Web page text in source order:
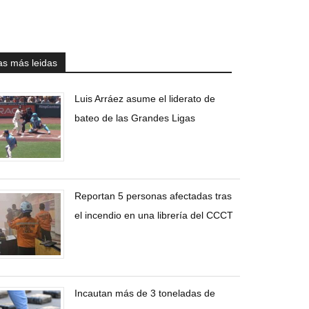
más leidas
Luis Arráez asume el liderato de
bateo de las Grandes Ligas
Reportan 5 personas afectadas tras
el incendio en una librería del CCCT
Incautan más de 3 toneladas de